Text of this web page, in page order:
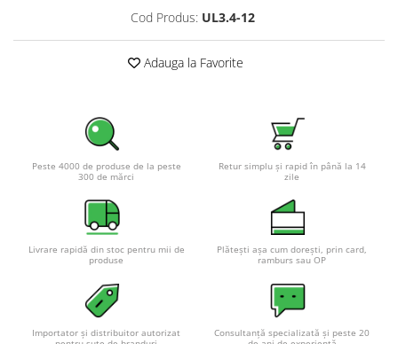
Pachete complete stocare energie
Sisteme de Stocare Comerciale
Sisteme fotovoltaice complete
Sisteme fotovoltaice profesionale
Pachete sisteme fotovoltaice
Statii de incarcare
Cabluri de incarcare vehicule
Prize de incarcare vehicule
electrice
Cod Produs: UL3.4-12
Adauga la Favorite
Peste 4000 de produse de la peste
300 de mărci
Retur simplu și rapid în până la 14
zile
Livrare rapidă din stoc pentru mii de
produse
Plătești așa cum dorești, prin card,
ramburs sau OP
Importator și distribuitor autorizat
Consultanță specializată și peste 20